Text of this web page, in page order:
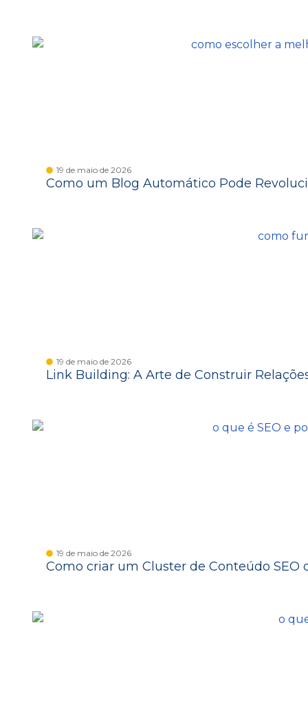
19 de maio de 2026
Como um Blog Automático Pode
19 de maio de 2026
Link Building: A Arte de Construir
19 de maio de 2026
Como criar um Cluster de Conteúdo SEO